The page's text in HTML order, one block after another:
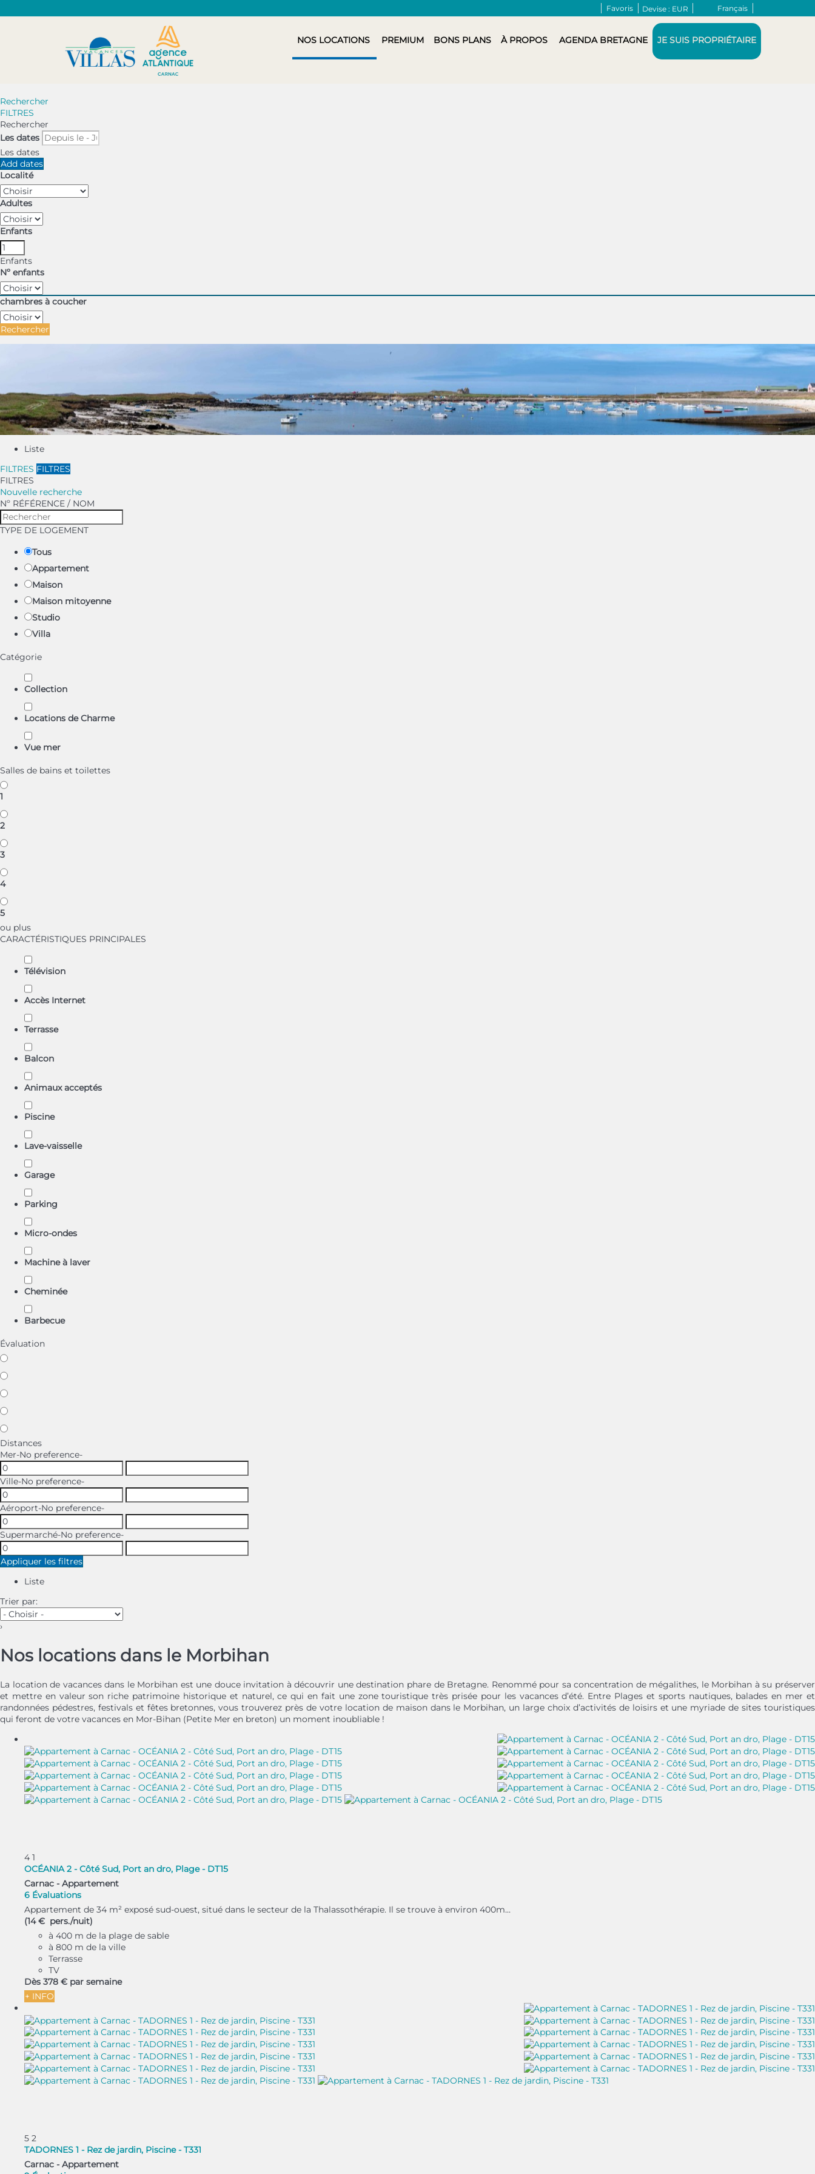
Français
Devise : EUR
Favoris
NOS LOCATIONS PREMIUM BONS PLANS À PROPOS AGENDA BRETAGNE JE SUIS PROPRIÉTAIRE
Rechercher
FILTRES
Rechercher
Les dates
Les dates
Add dates
Localité
Adultes
Enfants
Enfants
Nº enfants
chambres à coucher
Rechercher
Liste
FILTRES FILTRES
FILTRES
Nouvelle recherche
Nº RÉFÉRENCE / NOM
TYPE DE LOGEMENT
Tous
Appartement
Maison
Maison mitoyenne
Studio
Villa
Catégorie
Collection
Locations de Charme
Vue mer
Salles de bains et toilettes
1
2
3
4
5
ou plus
CARACTÉRISTIQUES PRINCIPALES
Télévision
Accès Internet
Terrasse
Balcon
Animaux acceptés
Piscine
Lave-vaisselle
Garage
Parking
Micro-ondes
Machine à laver
Cheminée
Barbecue
Évaluation
Distances
Mer-No preference-
Ville-No preference-
Aéroport-No preference-
Supermarché-No preference-
Appliquer les filtres
Liste
Trier par:
›
Nos locations dans le Morbihan
La location de vacances dans le Morbihan est une douce invitation à découvrir une destination phare de Bretagne. Renommé pour sa concentration de mégalithes, le Morbihan à su préserver
et mettre en valeur son riche patrimoine historique et naturel, ce qui en fait une zone touristique très prisée pour les vacances d’été. Entre Plages et sports nautiques, balades en mer et
randonnées pédestres, festivals et fêtes bretonnes, vous trouverez près de votre location de maison dans le Morbihan, un large choix d’activités de loisirs et une myriade de sites touristiques
qui feront de votre vacances en Mor-Bihan (Petite Mer en breton) un moment inoubliable !
4 1
OCÉANIA 2 - Côté Sud, Port an dro, Plage - DT15
Carnac - Appartement
6 Évaluations
Appartement de 34 m² exposé sud-ouest, situé dans le secteur de la Thalassothérapie. Il se trouve à environ 400m...
(14 € pers./nuit)
à 400 m de la plage de sable
à 800 m de la ville
Terrasse
TV
Dès 378 € par semaine
+ INFO
5 2
TADORNES 1 - Rez de jardin, Piscine - T331
Carnac - Appartement